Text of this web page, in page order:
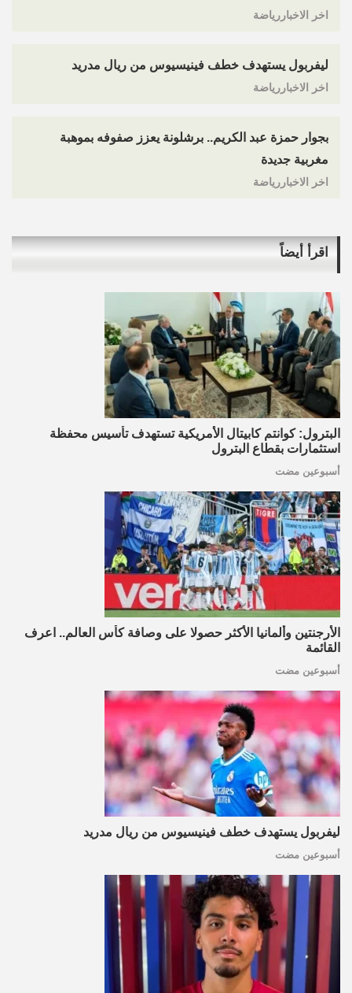
اخر الاخباررياضة
ليفربول يستهدف خطف فينيسيوس من ريال مدريد
اخر الاخباررياضة
بجوار حمزة عبد الكريم.. برشلونة يعزز صفوفه بموهبة
مغربية جديدة
اخر الاخباررياضة
اقرأ أيضاً
البترول: كوانتم كابيتال الأمريكية تستهدف تأسيس محفظة
استثمارات بقطاع البترول
أسبوعين مضت
الأرجنتين وألمانيا الأكثر حصولا على وصافة كأس العالم.. اعرف
القائمة
أسبوعين مضت
ليفربول يستهدف خطف فينيسيوس من ريال مدريد
أسبوعين مضت